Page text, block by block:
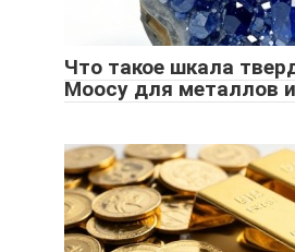
Что такое шкала
Моосу для металлов